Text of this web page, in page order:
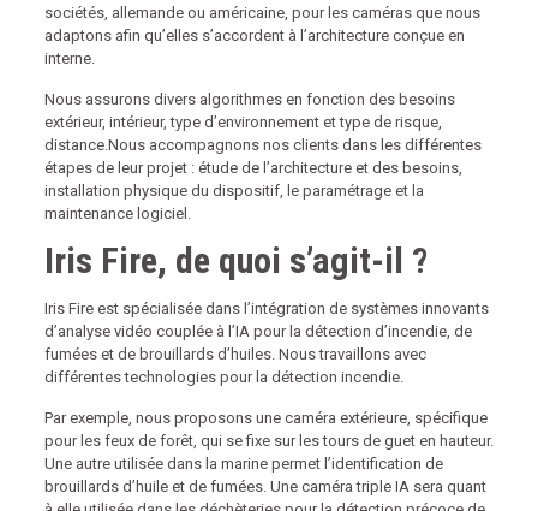
sociétés, allemande ou américaine, pour les caméras que nous
adaptons afin qu’elles s’accordent à l’architecture conçue en
interne.
Nous assurons divers algorithmes en fonction des besoins
extérieur, intérieur, type d’environnement et type de risque,
distance.Nous accompagnons nos clients dans les différentes
étapes de leur projet : étude de l’architecture et des besoins,
installation physique du dispositif, le paramétrage et la
maintenance logiciel.
Iris Fire, de quoi s’agit-il ?
Iris Fire est spécialisée dans l’intégration de systèmes innovants
d’analyse vidéo couplée à l’IA pour la détection d’incendie, de
fumées et de brouillards d’huiles. Nous travaillons avec
différentes technologies pour la détection incendie.
Par exemple, nous proposons une caméra extérieure, spécifique
pour les feux de forêt, qui se fixe sur les tours de guet en hauteur.
Une autre utilisée dans la marine permet l’identification de
brouillards d’huile et de fumées. Une caméra triple IA sera quant